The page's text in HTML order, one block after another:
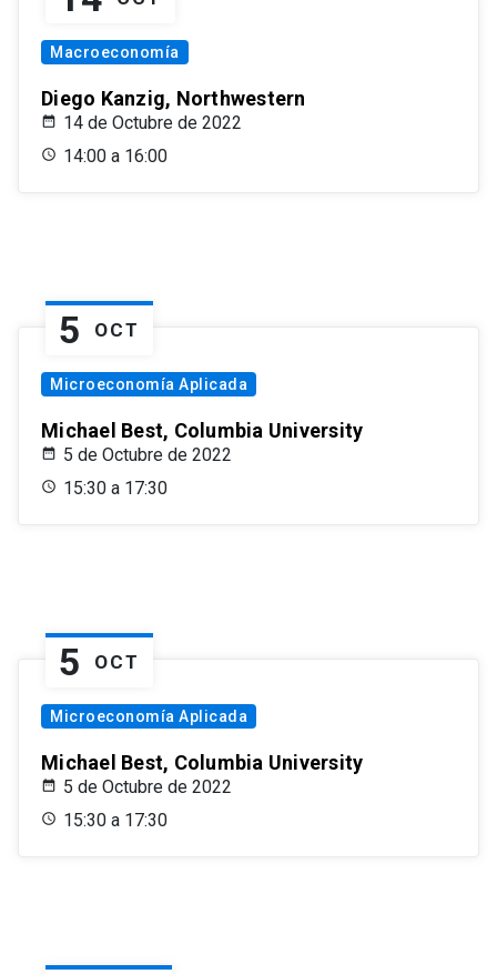
Macroeconomía
Diego Kanzig, Northwestern
14 de Octubre de 2022
14:00 a 16:00
5 OCT
Microeconomía Aplicada
Michael Best, Columbia University
5 de Octubre de 2022
15:30 a 17:30
5 OCT
Microeconomía Aplicada
Michael Best, Columbia University
5 de Octubre de 2022
15:30 a 17:30